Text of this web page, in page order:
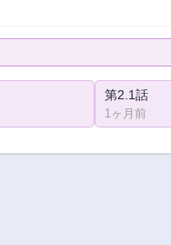
第2.1話
1ヶ月前